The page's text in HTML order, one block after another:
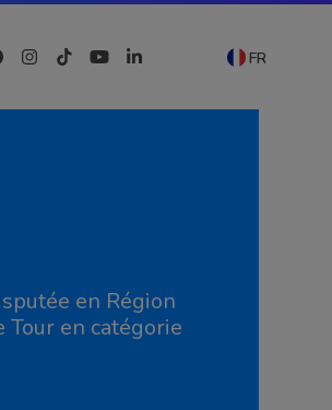
Instagram
TiktokYouTubeLinkedIn FR
en Région
en catégorie